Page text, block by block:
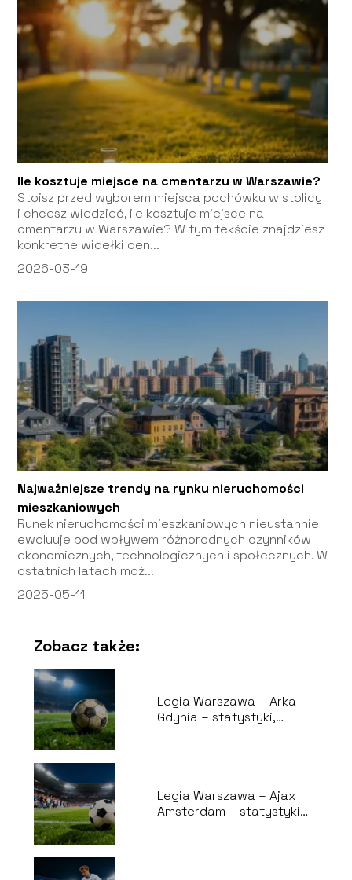
Ile kosztuje miejsce na cmentarzu w Warszawie?
Stoisz przed wyborem miejsca pochówku w stolicy
i chcesz wiedzieć, ile kosztuje miejsce na
cmentarzu w Warszawie? W tym tekście znajdziesz
konkretne widełki cen...
2026-03-19
Najważniejsze trendy na rynku nieruchomości
mieszkaniowych
Rynek nieruchomości mieszkaniowych nieustannie
ewoluuje pod wpływem różnorodnych czynników
ekonomicznych, technologicznych i społecznych. W
ostatnich latach moż...
2025-05-11
Zobacz także:
Legia Warszawa – Arka
Gdynia – statystyki,
Legia Warszawa – Ajax
Amsterdam – statystyki